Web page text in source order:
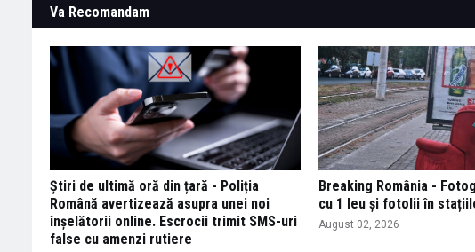
Va Recomandam
Știri de ultimă oră din țară - Poliția
Română avertizează asupra unei noi
înșelătorii online. Escrocii trimit SMS-uri
false cu amenzi rutiere
Breaking România -
cu 1 leu și fotolii în
August 02, 2026